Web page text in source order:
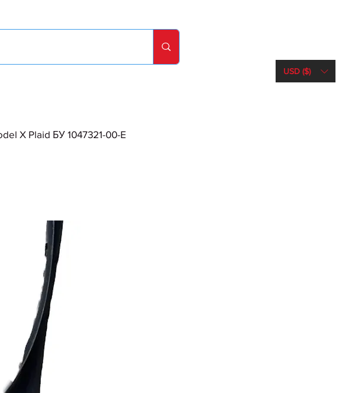
USD ($)
X Plaid БУ 1047321-00-E